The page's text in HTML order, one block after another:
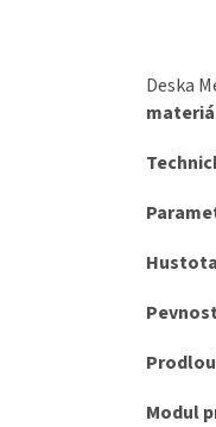
Deska
Hustota
Modul